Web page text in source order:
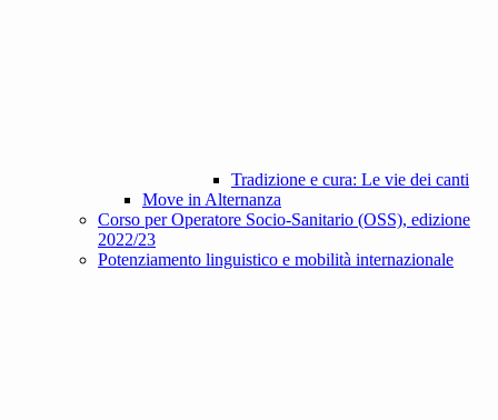
Tradizione e cura: Le vie dei canti
Move in Alternanza
Corso per Operatore Socio-Sanitario (OSS), edizione
2022/23
Potenziamento linguistico e mobilità internazionale